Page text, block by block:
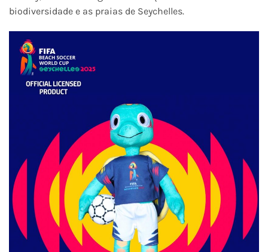
biodiversidade e as praias de Seychelles.